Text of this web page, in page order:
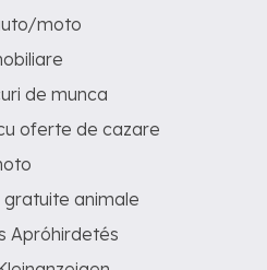
moto
de munca
oferte de cazare
gratuite animale
Apróhirdetés